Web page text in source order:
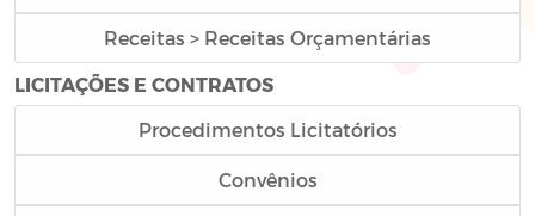
Receitas > Receitas Orçamentárias
LICITAÇÕES E CONTRATOS
Procedimentos Licitatórios
Convênios